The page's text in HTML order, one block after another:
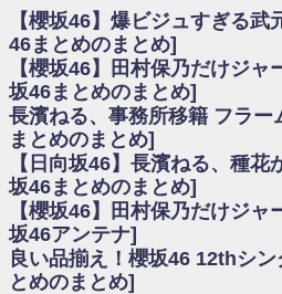
日向坂46まとめのまとめ / 【日向坂46】
会見の模様がこちら！
乃木坂欅坂まとめのまとめ / 【日向坂46
カそう...
欅坂あんてな ～欅坂46のニュース・情
ピーズ集結！櫻坂46守屋麗奈×遠藤理子、8/
演決定
欅坂/日向坂46まとめのまとめ / 【櫻坂46
いた理由
日向坂46まとめのまとめ / 【日向坂46】
から」佐々木久美と卒業後初の共演の様子が
日向坂46まとめのまとめ / 【元日向坂46
ちゃん、メンバーと会った模様
乃木坂欅坂まとめのまとめ / 【日向坂46
【櫻坂46】爆ビジュすぎる
46まとめのまとめ]
【櫻坂46】田村保乃だけジャ
坂46まとめのまとめ]
長濱ねる、事務所移籍 フラー
まとめのまとめ]
【日向坂46】長濱ねる、種花
坂46まとめのまとめ]
【櫻坂46】田村保乃だけジ
坂46アンテナ]
良い品揃え！櫻坂46 12thシ
とめのまとめ]